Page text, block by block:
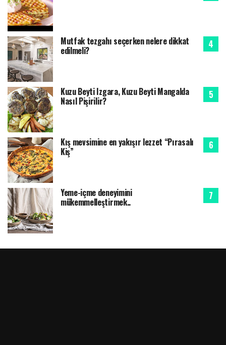
Mutfak tezgahı seçerken nelere dikkat
edilmeli?
Kuzu Beyti Izgara, Kuzu Beyti Mangalda
Nasıl Pişirilir?
Kış mevsimine en yakışır lezzet “Pırasalı
Kiş”
Yeme-içme deneyimini
mükemmelleştirmek..